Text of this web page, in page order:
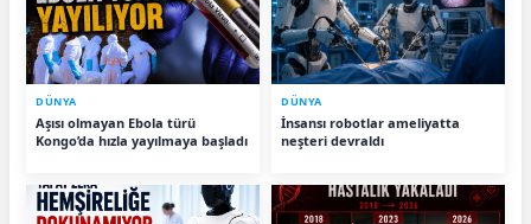
DÜNYA
Aşısı olmayan Ebola türü
Kongo’da hızla yayılmaya başladı
DÜNYA
İnsansı robotlar ameliyatta
neşteri devraldı